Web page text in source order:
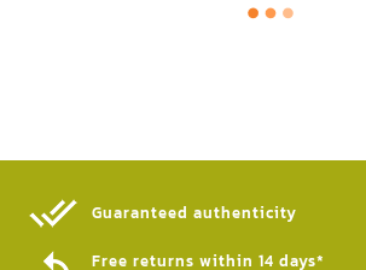
Guaranteed authenticity​
Free returns within 14 days*